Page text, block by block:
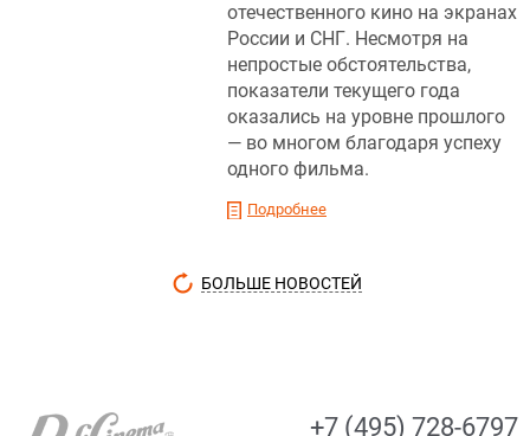
отечественного кино на экранах
России и СНГ. Несмотря на
непростые обстоятельства,
показатели текущего года
оказались на уровне прошлого
— во многом благодаря успеху
одного фильма.
Подробнее
БОЛЬШЕ НОВОСТЕЙ
+7 (495) 728-6797